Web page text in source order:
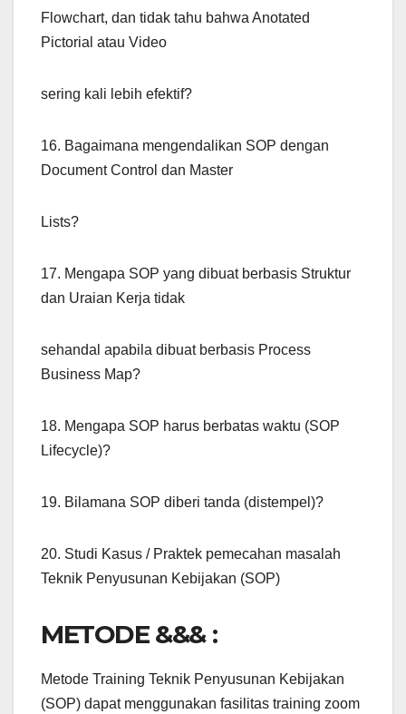
Flowchart, dan tidak tahu bahwa Anotated
Pictorial atau Video
sering kali lebih efektif?
16. Bagaimana mengendalikan SOP dengan
Document Control dan Master
Lists?
17. Mengapa SOP yang dibuat berbasis Struktur
dan Uraian Kerja tidak
sehandal apabila dibuat berbasis Process
Business Map?
18. Mengapa SOP harus berbatas waktu (SOP
Lifecycle)?
19. Bilamana SOP diberi tanda (distempel)?
20. Studi Kasus / Praktek pemecahan masalah
Teknik Penyusunan Kebijakan (SOP)
METODE &&& :
Metode Training Teknik Penyusunan Kebijakan
(SOP) dapat menggunakan fasilitas training zoom